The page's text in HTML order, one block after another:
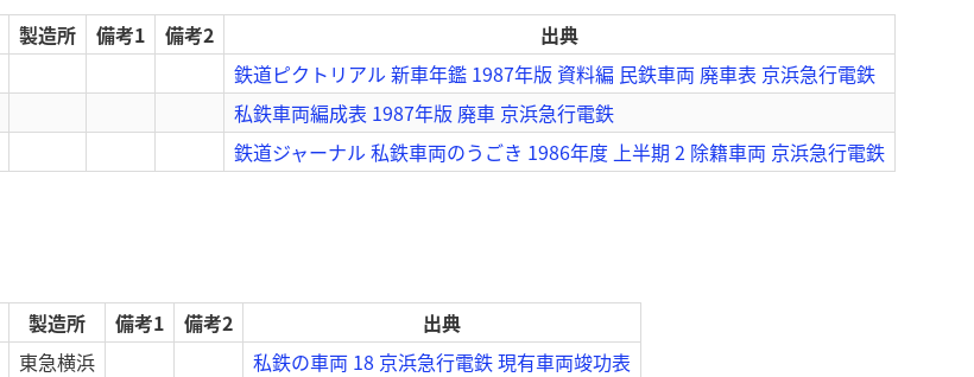
製造所 備考1 備考2
出典
鉄道ピクトリアル 新車年鑑 1987年版 資料編 民鉄車両 廃車表 京浜急行電鉄
私鉄車両編成表 1987年版 廃車 京浜急行電鉄
鉄道ジャーナル 私鉄車両のうごき 1986年度 上半期 2 除籍車両 京浜急行電鉄
製造所 備考1 備考2
出典
東急横浜 私鉄の車両 18 京浜急行電鉄 現有車両竣功表